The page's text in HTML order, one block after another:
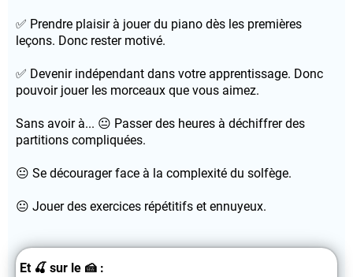
✅ Prendre plaisir à jouer du piano dès les premières
leçons. Donc rester motivé.
✅ Devenir indépendant dans votre apprentissage. Donc
pouvoir jouer les morceaux que vous aimez.
Sans avoir à... 😐 Passer des heures à déchiffrer des
partitions compliquées.
😐 Se décourager face à la complexité du solfège.
😐 Jouer des exercices répétitifs et ennuyeux.
Et 🍒 sur le 🍰 :